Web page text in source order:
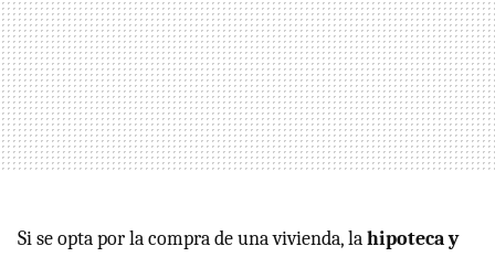
Si se opta por la compra de una vivienda, lahipoteca y